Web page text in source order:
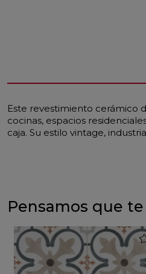
Este revestimiento cerámico
cocinas, espacios
caja. Su estilo vintage,
Pensamos que